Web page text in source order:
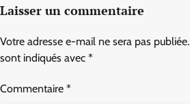
Laisser un commentaire
Votre adresse e-mail ne sera pas publiée.
sont indiqués avec *
Commentaire *